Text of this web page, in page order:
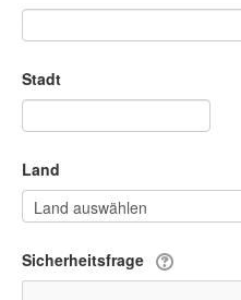
Stadt
Land
Sicherheitsfrage